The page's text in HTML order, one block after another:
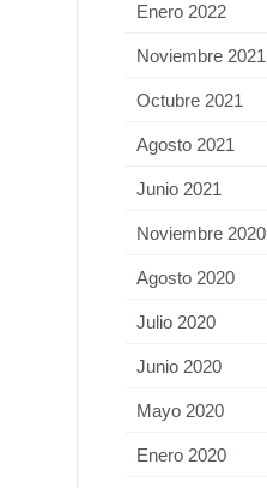
Enero 2022
Noviembre 2021
Octubre 2021
Agosto 2021
Junio 2021
Noviembre 2020
Agosto 2020
Julio 2020
Junio 2020
Mayo 2020
Enero 2020